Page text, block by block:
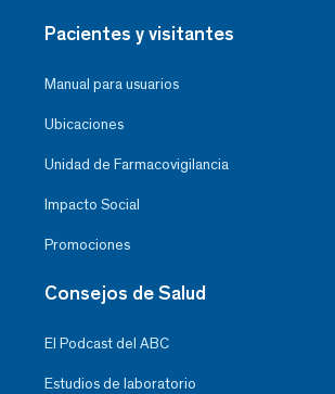
Pacientes y visitantes
Manual para usuarios
Ubicaciones
Unidad de Farmacovigilancia
Impacto Social
Promociones
Consejos de Salud
El Podcast del ABC
Estudios de laboratorio